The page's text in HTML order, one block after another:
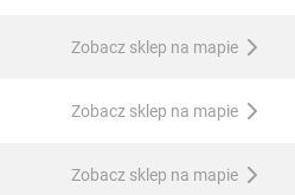
Zobacz sklep na mapie
Zobacz sklep na mapie
Zobacz sklep na mapie